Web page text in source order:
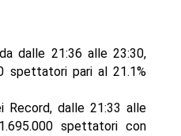
dalle 21:36 alle 23:30,
spettatori pari al 21.1%
Record, dalle 21:33 alle
spettatori con